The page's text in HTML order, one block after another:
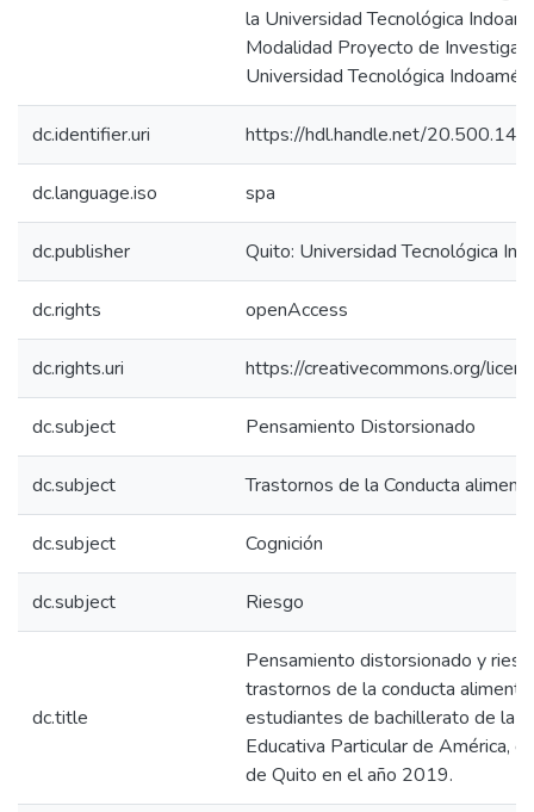
la Universidad Tecnológica
Modalidad Proyecto de
Universidad Tecnológica
dc.identifier.uri https://hdl.handle.net/
dc.language.iso spa
dc.publisher Quito: Universidad Tecnológica
dc.rights openAccess
dc.rights.uri https://creativecommons.org/
dc.subject Pensamiento Distorsionado
dc.subject Trastornos de la Conducta
dc.subject Cognición
dc.subject Riesgo
dc.title
Pensamiento distorsionado y
trastornos de la conducta
estudiantes de bachillerato de la
Educativa Particular de América,
de Quito en el año 2019.